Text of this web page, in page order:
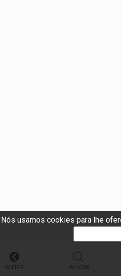
Nós usamos cookies para lhe
VOLTAR BUSCAR